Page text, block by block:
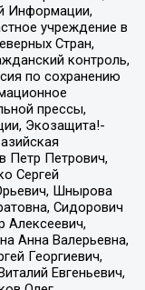
Информации,
учреждение в
Стран,
контроль,
по сохранению
прессы,
Экозащита!-
Петр Петрович,
Сергей
Шнырова
Сидорович
Алексеевич,
Анна Валерьевна,
Георгиевич,
Евгеньевич,